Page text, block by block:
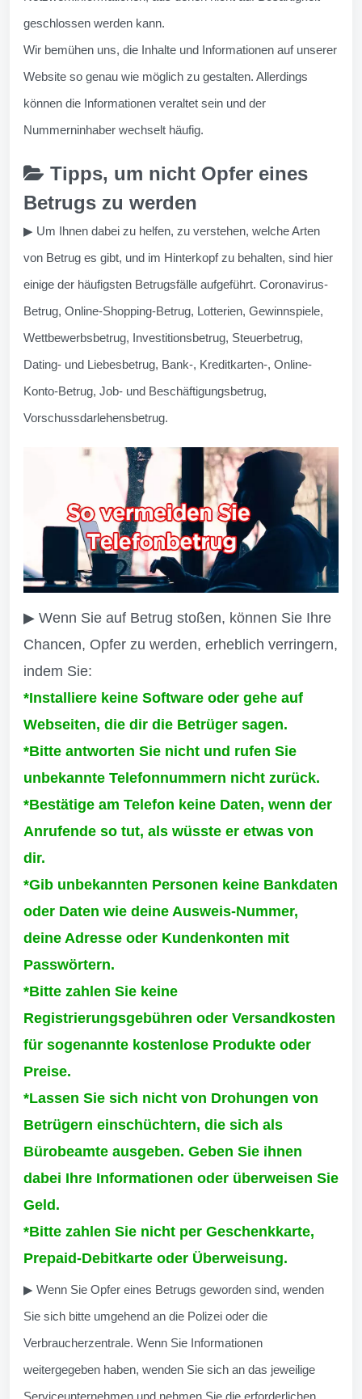
geschlossen werden kann.
Wir bemühen uns, die Inhalte und Informationen auf unserer
Website so genau wie möglich zu gestalten. Allerdings
können die Informationen veraltet sein und der
Nummerninhaber wechselt häufig.
Tipps, um nicht Opfer eines
Betrugs zu werden
▶ Um Ihnen dabei zu helfen, zu verstehen, welche Arten
von Betrug es gibt, und im Hinterkopf zu behalten, sind hier
einige der häufigsten Betrugsfälle aufgeführt. Coronavirus-
Betrug, Online-Shopping-Betrug, Lotterien, Gewinnspiele,
Wettbewerbsbetrug, Investitionsbetrug, Steuerbetrug,
Dating- und Liebesbetrug, Bank-, Kreditkarten-, Online-
Konto-Betrug, Job- und Beschäftigungsbetrug,
Vorschussdarlehensbetrug.
▶ Wenn Sie auf Betrug stoßen, können Sie Ihre
Chancen, Opfer zu werden, erheblich verringern,
indem Sie:
*Installiere keine Software oder gehe auf
Webseiten, die dir die Betrüger sagen.
*Bitte antworten Sie nicht und rufen Sie
unbekannte Telefonnummern nicht zurück.
*Bestätige am Telefon keine Daten, wenn der
Anrufende so tut, als wüsste er etwas von
dir.
*Gib unbekannten Personen keine Bankdaten
oder Daten wie deine Ausweis-Nummer,
deine Adresse oder Kundenkonten mit
Passwörtern.
*Bitte zahlen Sie keine
Registrierungsgebühren oder Versandkosten
für sogenannte kostenlose Produkte oder
Preise.
*Lassen Sie sich nicht von Drohungen von
Betrügern einschüchtern, die sich als
Bürobeamte ausgeben. Geben Sie ihnen
dabei Ihre Informationen oder überweisen Sie
Geld.
*Bitte zahlen Sie nicht per Geschenkkarte,
Prepaid-Debitkarte oder Überweisung.
▶ Wenn Sie Opfer eines Betrugs geworden sind, wenden
Sie sich bitte umgehend an die Polizei oder die
Verbraucherzentrale. Wenn Sie Informationen
weitergegeben haben, wenden Sie sich an das jeweilige
Serviceunternehmen und nehmen Sie die erforderlichen